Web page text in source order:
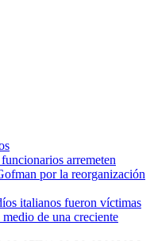
arremeten
por la reorganización
italianos fueron víctimas
de una creciente